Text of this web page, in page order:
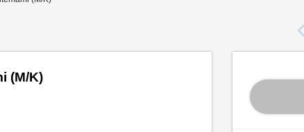
(M/K)